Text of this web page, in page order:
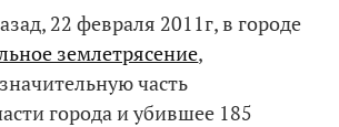
22 февраля 2011г, в городе
землетрясение,
часть
города и убившее 185